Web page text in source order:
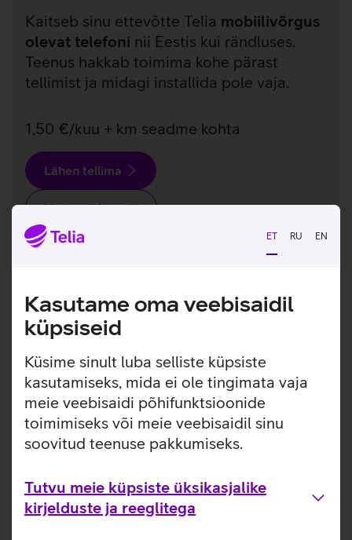
ET RU EN
Kasutame oma veebisaidil
küpsiseid
Küsime sinult luba selliste küpsiste
kasutamiseks, mida ei ole tingimata vaja
meie veebisaidi põhifunktsioonide
toimimiseks või meie veebisaidil sinu
soovitud teenuse pakkumiseks.
Tutvu meie küpsiste üksikasjalike
kirjelduste ja reeglitega
Kaitseb sinu ettevõtte Telia mobiilivõrgus
olevat telefoni nii Eestis kui rändluses.
Teenus hakkab toimima kohe pärast
tellimist ja midagi installida pole vaja.
1,50 €/kuu + km seadme kohta
Lähen tellima
Vaatan lähemalt